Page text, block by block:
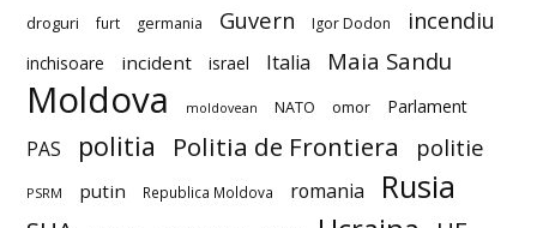
droguri furt germania Guvern Igor Dodon incendiu
inchisoare incident israel Italia Maia Sandu
Moldova moldovean NATO omor Parlament
PAS politia Politia de Frontiera politie
PSRM putin Republica Moldova romania Rusia